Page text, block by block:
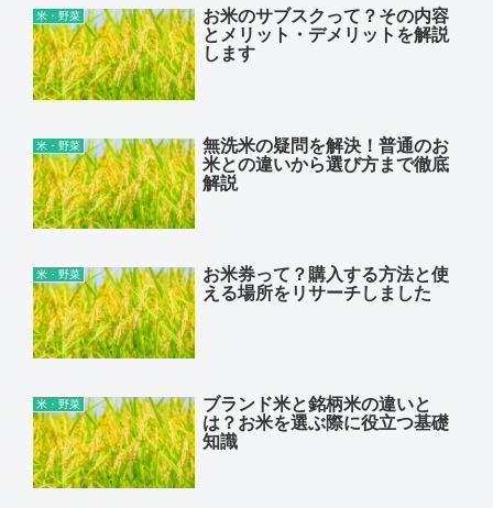
米・野菜 お米のサブスクって？その内容
とメリット・デメリットを解説
します
米・野菜 無洗米の疑問を解決！普通のお
米との違いから選び方まで徹底
解説
米・野菜 お米券って？購入する方法と使
える場所をリサーチしました
米・野菜 ブランド米と銘柄米の違いと
は？お米を選ぶ際に役立つ基礎
知識